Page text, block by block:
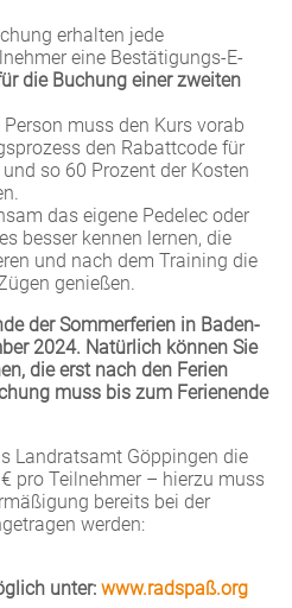
erhalten jede
eine Bestätigungs-E-
die Buchung einer zweiten
muss den Kurs vorab
den Rabattcode für
so 60 Prozent der Kosten
das eigene Pedelec oder
besser kennen lernen, die
und nach dem Training die
genießen.
der Sommerferien in Baden-
2024. Natürlich können Sie
die erst nach den Ferien
muss bis zum Ferienende
Landratsamt Göppingen die
pro Teilnehmer – hierzu muss
bereits bei der
werden:
unter: www.radspaß.org